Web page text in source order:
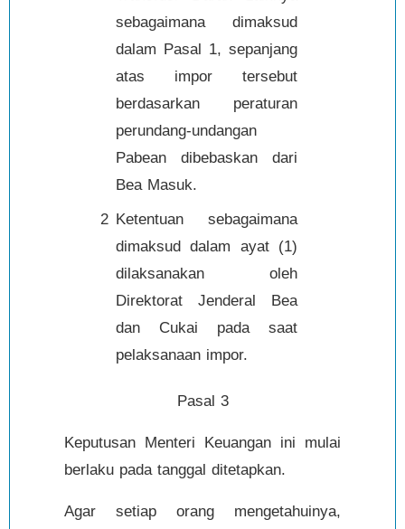
sebagaimana dimaksud
dalam Pasal 1, sepanjang
atas impor tersebut
berdasarkan peraturan
perundang-undangan
Pabean dibebaskan dari
Bea Masuk.
2 Ketentuan sebagaimana
dimaksud dalam ayat (1)
dilaksanakan oleh
Direktorat Jenderal Bea
dan Cukai pada saat
pelaksanaan impor.
Pasal 3
Keputusan Menteri Keuangan ini mulai
berlaku pada tanggal ditetapkan.
Agar setiap orang mengetahuinya,